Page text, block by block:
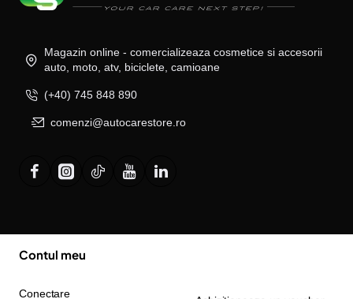
Magazin online - comercializeaza cosmetice si accesorii
auto, moto, atv, biciclete, camioane
(+40) 745 848 890
comenzi@autocarestore.ro
Contul meu
Conectare